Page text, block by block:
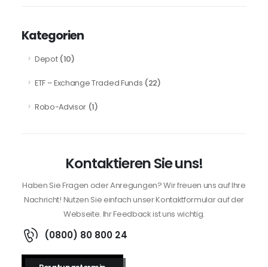
Kategorien
Depot(10)
ETF – Exchange Traded Funds (22)
Robo-Advisor (1)
Kontaktieren Sie uns!
Haben Sie Fragen oder Anregungen? Wir freuen uns auf Ihre
Nachricht! Nutzen Sie einfach unser Kontaktformular auf der
Webseite. Ihr Feedback ist uns wichtig.
(0800) 80 800 24